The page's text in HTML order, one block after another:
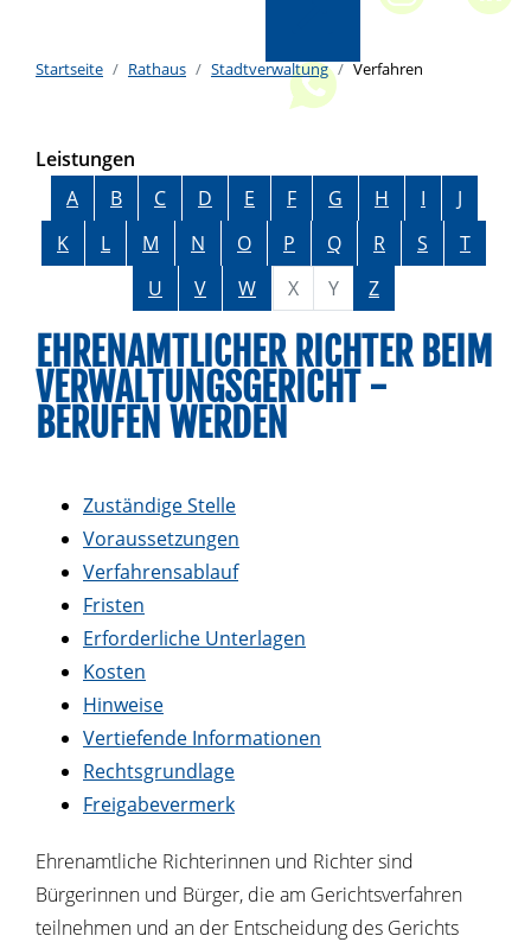
Startseite Rathaus Stadtverwaltung Verfahren
Leistungen
Alphabetisches Register überspringen
A B C D E F G H I
J
K
L M N O P Q R S
T
U
V W X Y Z
EHRENAMTLICHER RICHTER BEIM
VERWALTUNGSGERICHT -
BERUFEN WERDEN
Zuständige Stelle
Voraussetzungen
Verfahrensablauf
Fristen
Erforderliche Unterlagen
Kosten
Hinweise
Vertiefende Informationen
Rechtsgrundlage
Freigabevermerk
Ehrenamtliche Richterinnen und Richter sind
Bürgerinnen und Bürger, die am Gerichtsverfahren
teilnehmen und an der Entscheidung des Gerichts